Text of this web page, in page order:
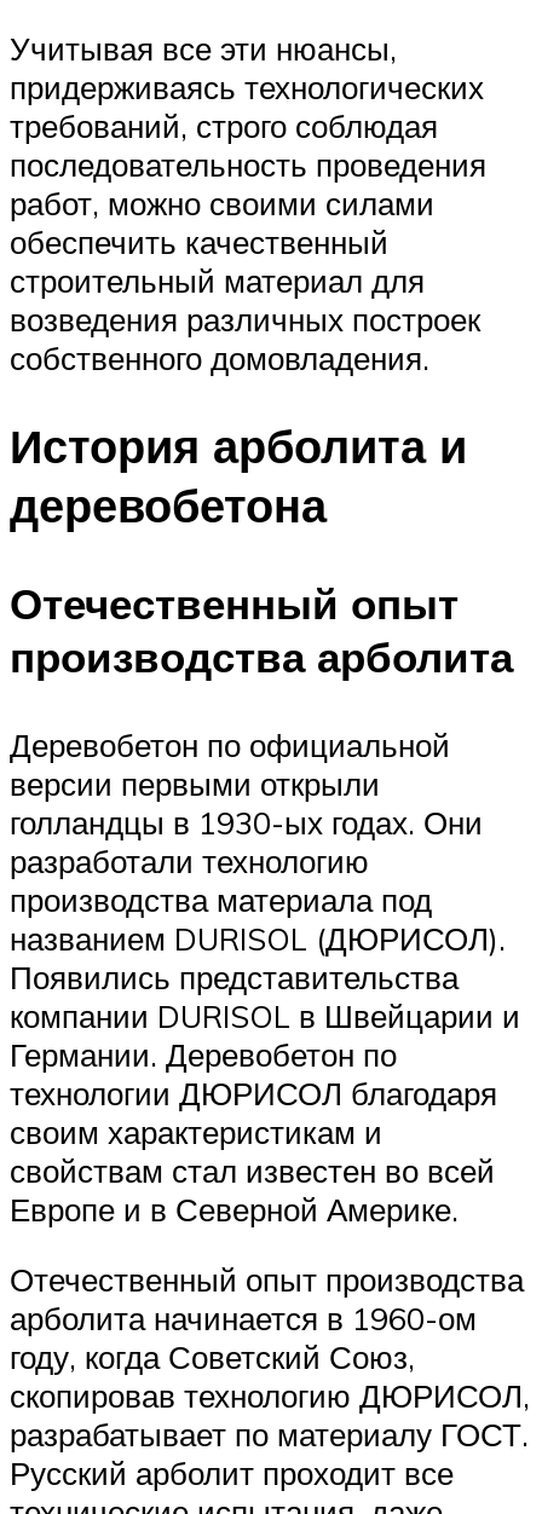
Учитывая все эти нюансы,
придерживаясь технологических
требований, строго соблюдая
последовательность проведения
работ, можно своими силами
обеспечить качественный
строительный материал для
возведения различных построек
собственного домовладения.
История арболита и
деревобетона
Отечественный опыт
производства арболита
Деревобетон по официальной
версии первыми открыли
голландцы в 1930-ых годах. Они
разработали технологию
производства материала под
названием DURISOL (ДЮРИСОЛ).
Появились представительства
компании DURISOL в Швейцарии и
Германии. Деревобетон по
технологии ДЮРИСОЛ благодаря
своим характеристикам и
свойствам стал известен во всей
Европе и в Северной Америке.
Отечественный опыт производства
арболита начинается в 1960-ом
году, когда Советский Союз,
скопировав технологию ДЮРИСОЛ,
разрабатывает по материалу ГОСТ.
Русский арболит проходит все